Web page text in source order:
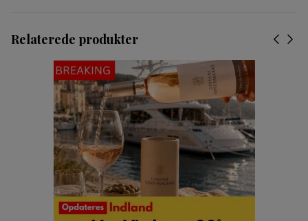
Relaterede produkter